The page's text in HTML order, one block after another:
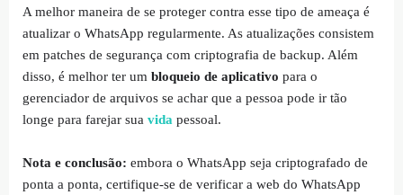
A melhor maneira de se proteger contra esse tipo de ameaça é
atualizar o WhatsApp regularmente. As atualizações consistem
em patches de segurança com criptografia de backup. Além
disso, é melhor ter um bloqueio de aplicativo para o
gerenciador de arquivos se achar que a pessoa pode ir tão
longe para farejar sua vida pessoal.
Nota e conclusão: embora o WhatsApp seja criptografado de
ponta a ponta, certifique-se de verificar a web do WhatsApp